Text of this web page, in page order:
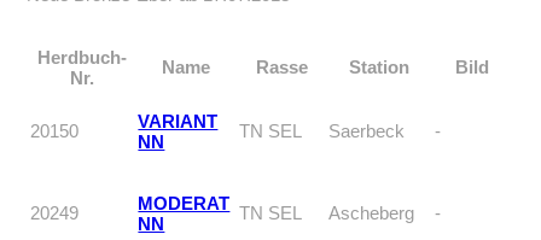
Herdbuch-
Nr.
Name Rasse Station Bild
20150
VARIANT
NN
TN SEL Saerbeck -
20249
MODERAT
NN
TN SEL Ascheberg -